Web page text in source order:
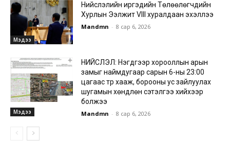
Мэдээ
Нийслэлийн иргэдийн Төлөөлөгчдийн
Хурлын Ээлжит VIII хуралдаан эхэллээ
Mandmn - 8 сар 6, 2026
Мэдээ
НИЙСЛЭЛ: Нэгдүгээр хорооллын арын
замыг наймдугаар сарын 6-ны 23:00
цагаас түр хааж, борооны ус зайлуулах
шугамын хөндлөн сэтэлгээ хийхээр
болжээ
Mandmn - 8 сар 6, 2026